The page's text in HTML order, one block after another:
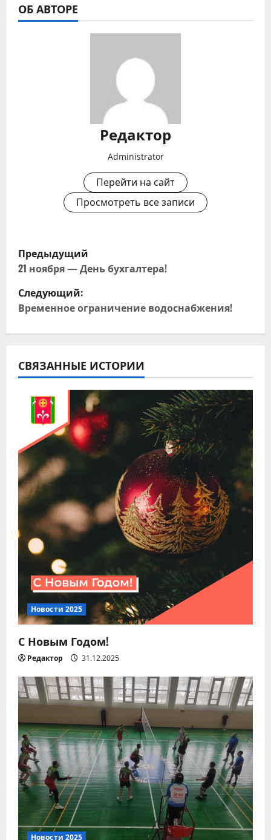
ОБ АВТОРЕ
Редактор
Administrator
Перейти на сайт
Просмотреть все записи
Н
а
в
а
я
п
о
з
а
п
и
с
я
м
Предыдущий
21 ноября — День бухгалтера!
Следующий:
Временное ограничение водоснабжения!
СВЯЗАННЫЕ ИСТОРИИ
Новости 2025
С Новым Годом!
Редактор 31.12.2025
Новости 2025
Миграционный учет